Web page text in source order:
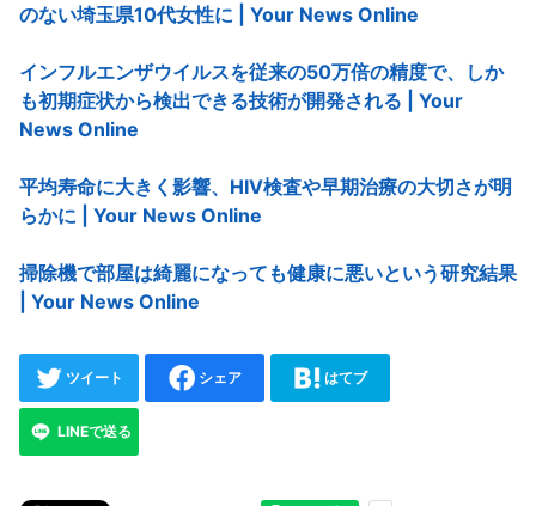
のない埼玉県10代女性に | Your News Online
インフルエンザウイルスを従来の50万倍の精度で、しか
も初期症状から検出できる技術が開発される | Your
News Online
平均寿命に大きく影響、HIV検査や早期治療の大切さが明
らかに | Your News Online
掃除機で部屋は綺麗になっても健康に悪いという研究結果
| Your News Online
ツイート シェア はてブ
LINEで送る